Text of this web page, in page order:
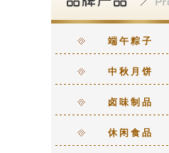
端午粽子
中秋月饼
卤味制品
休闲食品